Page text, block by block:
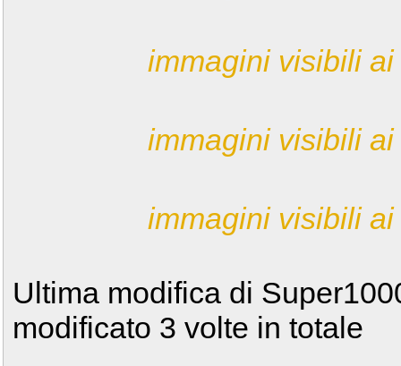
immagini visibili
immagini visibili
immagini visibili
Ultima modifica di
modificato 3 volte in totale